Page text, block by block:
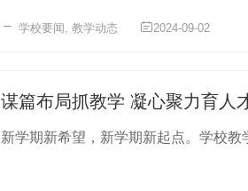
学校要闻, 教学动态 2024-09-02
谋篇布局抓教学 凝心聚力育
新学期新希望，新学期新起点。学校